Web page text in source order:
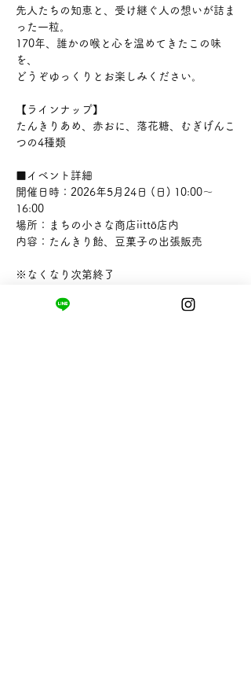
先人たちの知恵と、受け継ぐ人の想いが詰ま
った一粒。
170年、誰かの喉と心を温めてきたこの味
を、
どうぞゆっくりとお楽しみください。
【ラインナップ】
たんきりあめ、赤おに、落花糖、むぎげんこ
つの4種類
■イベント詳細
開催日時：2026年5月24日 (日) 10:00～
16:00
場所：まちの小さな商店iittō店内
内容：たんきり飴、豆菓子の出張販売
※なくなり次第終了